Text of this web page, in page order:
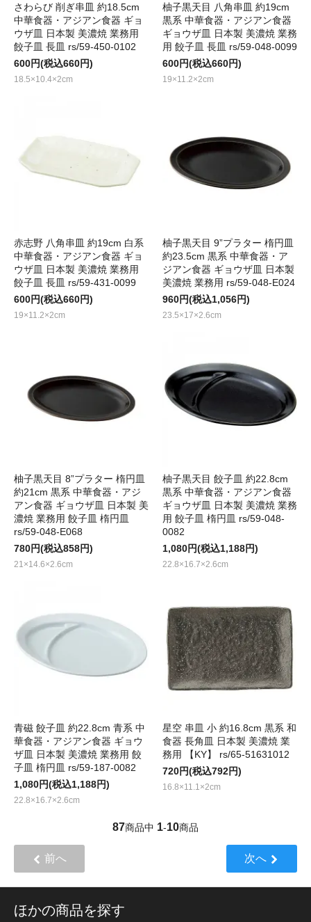
さわらび 削ぎ串皿 約18.5cm
中華食器・アジアン食器 ギョ
ウザ皿 日本製 美濃焼 業務用
餃子皿 長皿 rs/59-450-0102
600円(税込660円)
18.5×10.4×2cm
柚子黒天目 八角串皿 約19cm
黒系 中華食器・アジアン食器
ギョウザ皿 日本製 美濃焼 業務
用 餃子皿 長皿 rs/59-048-0099
600円(税込660円)
19×11.2×2cm
赤志野 八角串皿 約19cm 白系
中華食器・アジアン食器 ギョ
ウザ皿 日本製 美濃焼 業務用
餃子皿 長皿 rs/59-431-0099
600円(税込660円)
19×11.2×2cm
柚子黒天目 9”プラター 楕円皿
約23.5cm 黒系 中華食器・ア
ジアン食器 ギョウザ皿 日本製
美濃焼 業務用 rs/59-048-E024
960円(税込1,056円)
23.5×17×2.6cm
柚子黒天目 8”プラター 楕円皿
約21cm 黒系 中華食器・アジ
アン食器 ギョウザ皿 日本製 美
濃焼 業務用 餃子皿 楕円皿
rs/59-048-E068
780円(税込858円)
21×14.6×2.6cm
柚子黒天目 餃子皿 約22.8cm
黒系 中華食器・アジアン食器
ギョウザ皿 日本製 美濃焼 業務
用 餃子皿 楕円皿 rs/59-048-
0082
1,080円(税込1,188円)
22.8×16.7×2.6cm
青磁 餃子皿 約22.8cm 青系 中
華食器・アジアン食器 ギョウ
ザ皿 日本製 美濃焼 業務用 餃
子皿 楕円皿 rs/59-187-0082
1,080円(税込1,188円)
22.8×16.7×2.6cm
星空 串皿 小 約16.8cm 黒系 和
食器 長角皿 日本製 美濃焼 業
務用 【KY】 rs/65-51631012
720円(税込792円)
16.8×11.1×2cm
87商品中 1-10商品
前へ 次へ
ほかの商品を探す